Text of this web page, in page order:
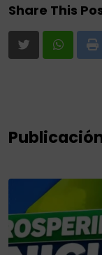
Share This